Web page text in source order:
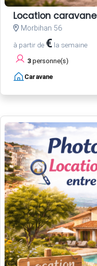
Location caravane
Morbihan 56
à partir de € la semaine
3 personne(s)
Caravane